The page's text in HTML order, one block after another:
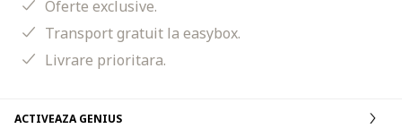
Oferte exclusive.
Transport gratuit la easybox.
Livrare prioritara.
ACTIVEAZA GENIUS